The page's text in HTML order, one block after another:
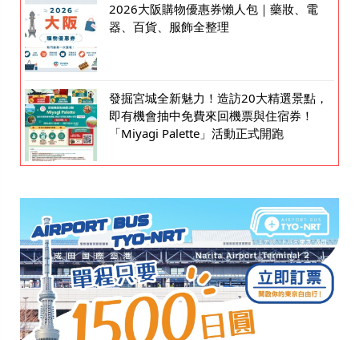
2026大阪購物優惠券懶人包｜藥妝、電
器、百貨、服飾全整理
發掘宮城全新魅力！造訪20大精選景點，
即有機會抽中免費來回機票與住宿券！
「Miyagi Palette」活動正式開跑